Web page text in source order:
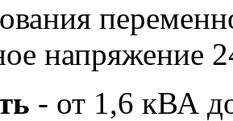
напряжение
- от 1,6 кВА